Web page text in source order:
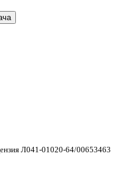
Л041-01020-64/00653463